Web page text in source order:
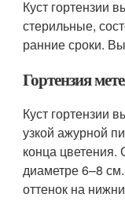
Куст гортензии
стерильные,
ранние сроки.
Гортензия
Куст гортензии
узкой ажурной
конца цветения.
диаметре 6–8
оттенок на